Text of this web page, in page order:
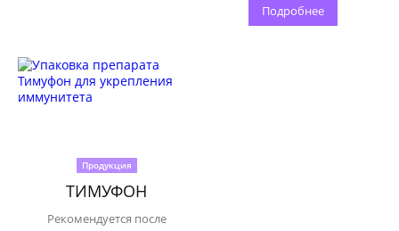
Подробнее
Продукция
ТИМУФОН
Рекомендуется после